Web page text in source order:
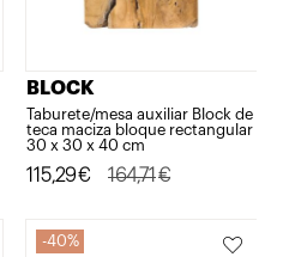
BLOCK
Taburete/mesa auxiliar Block de
teca maciza bloque rectangular
30 x 30 x 40 cm
164,71€
El
original
115,29€
El
actual
40%